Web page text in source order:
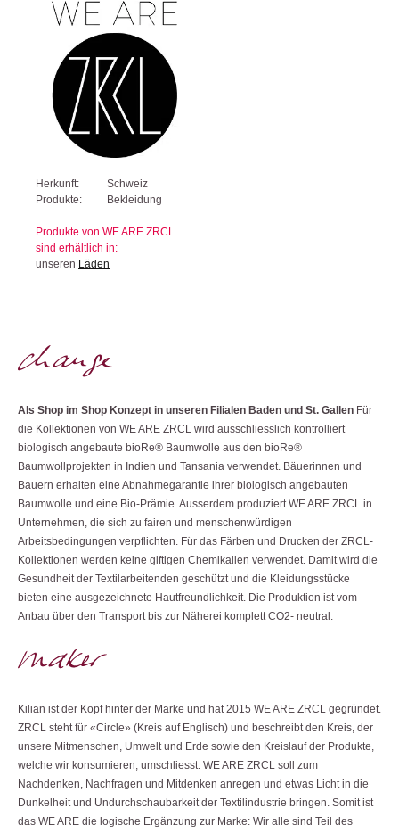
Herkunft:
Schweiz
Produkte:
Bekleidung
Produkte von WE ARE ZRCL
sind erhältlich in:
unseren Läden
Als Shop im Shop Konzept in unseren Filialen Baden und St. Gallen Für
die Kollektionen von WE ARE ZRCL wird ausschliesslich kontrolliert
biologisch angebaute bioRe® Baumwolle aus den bioRe®
Baumwollprojekten in Indien und Tansania verwendet. Bäuerinnen und
Bauern erhalten eine Abnahmegarantie ihrer biologisch angebauten
Baumwolle und eine Bio-Prämie. Ausserdem produziert WE ARE ZRCL in
Unternehmen, die sich zu fairen und menschenwürdigen
Arbeitsbedingungen verpflichten. Für das Färben und Drucken der ZRCL-
Kollektionen werden keine giftigen Chemikalien verwendet. Damit wird die
Gesundheit der Textilarbeitenden geschützt und die Kleidungsstücke
bieten eine ausgezeichnete Hautfreundlichkeit. Die Produktion ist vom
Anbau über den Transport bis zur Näherei komplett CO2- neutral.
Kilian ist der Kopf hinter der Marke und hat 2015 WE ARE ZRCL gegründet.
ZRCL steht für «Circle» (Kreis auf Englisch) und beschreibt den Kreis, der
unsere Mitmenschen, Umwelt und Erde sowie den Kreislauf der Produkte,
welche wir konsumieren, umschliesst. WE ARE ZRCL soll zum
Nachdenken, Nachfragen und Mitdenken anregen und etwas Licht in die
Dunkelheit und Undurchschaubarkeit der Textilindustrie bringen. Somit ist
das WE ARE die logische Ergänzung zur Marke: Wir alle sind Teil des